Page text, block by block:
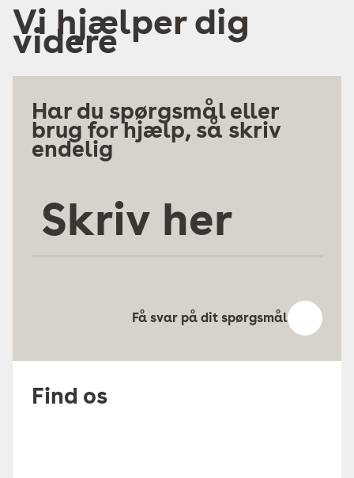
Vi hjælper dig
videre
Har du spørgsmål eller
brug for hjælp, så skriv
endelig
her
Få svar på dit spørgsmål
Find os